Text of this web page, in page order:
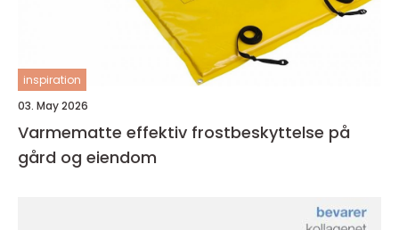
inspiration
03. May 2026
Varmematte effektiv frostbeskyttelse på
gård og eiendom